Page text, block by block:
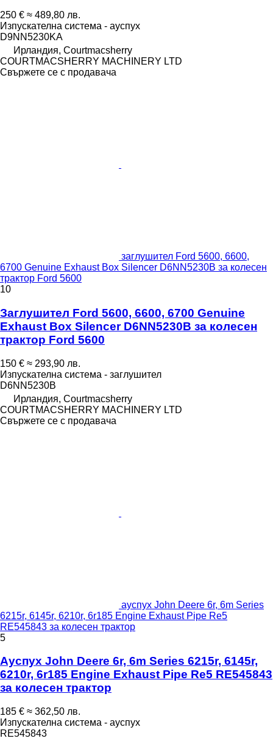
250 € ≈ 489,80 лв.
Изпускателна система - ауспух
D9NN5230KA
Ирландия, Courtmacsherry
COURTMACSHERRY MACHINERY LTD
Свържете се с продавача
заглушител Ford 5600, 6600,
6700 Genuine Exhaust Box Silencer D6NN5230B за колесен
трактор Ford 5600
10
Заглушител Ford 5600, 6600, 6700 Genuine
Exhaust Box Silencer D6NN5230B за колесен
трактор Ford 5600
150 € ≈ 293,90 лв.
Изпускателна система - заглушител
D6NN5230B
Ирландия, Courtmacsherry
COURTMACSHERRY MACHINERY LTD
Свържете се с продавача
ауспух John Deere 6r, 6m Series
6215r, 6145r, 6210r, 6r185 Engine Exhaust Pipe Re5
RE545843 за колесен трактор
5
Ауспух John Deere 6r, 6m Series 6215r, 6145r,
6210r, 6r185 Engine Exhaust Pipe Re5 RE545843
за колесен трактор
185 € ≈ 362,50 лв.
Изпускателна система - ауспух
RE545843